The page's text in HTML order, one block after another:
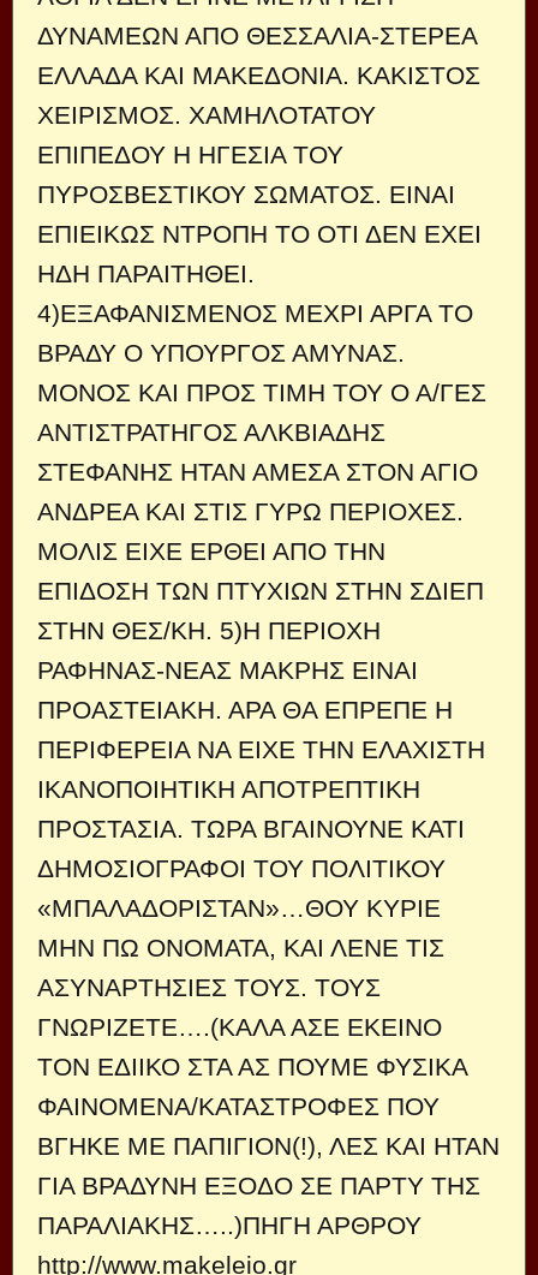
ΔΥΝΑΜΕΩΝ ΑΠΟ ΘΕΣΣΑΛΙΑ-ΣΤΕΡΕΑ
ΕΛΛΑΔΑ ΚΑΙ ΜΑΚΕΔΟΝΙΑ. ΚΑΚΙΣΤΟΣ
ΧΕΙΡΙΣΜΟΣ. ΧΑΜΗΛΟΤΑΤΟΥ
ΕΠΙΠΕΔΟΥ Η ΗΓΕΣΙΑ ΤΟΥ
ΠΥΡΟΣΒΕΣΤΙΚΟΥ ΣΩΜΑΤΟΣ. ΕΙΝΑΙ
ΕΠΙΕΙΚΩΣ ΝΤΡΟΠΗ ΤΟ ΟΤΙ ΔΕΝ ΕΧΕΙ
ΗΔΗ ΠΑΡΑΙΤΗΘΕΙ.
4)ΕΞΑΦΑΝΙΣΜΕΝΟΣ ΜΕΧΡΙ ΑΡΓΑ ΤΟ
ΒΡΑΔΥ Ο ΥΠΟΥΡΓΟΣ ΑΜΥΝΑΣ.
ΜΟΝΟΣ ΚΑΙ ΠΡΟΣ ΤΙΜΗ ΤΟΥ Ο Α/ΓΕΣ
ΑΝΤΙΣΤΡΑΤΗΓΟΣ ΑΛΚΒΙΑΔΗΣ
ΣΤΕΦΑΝΗΣ ΗΤΑΝ ΑΜΕΣΑ ΣΤΟΝ ΑΓΙΟ
ΑΝΔΡΕΑ ΚΑΙ ΣΤΙΣ ΓΥΡΩ ΠΕΡΙΟΧΕΣ.
ΜΟΛΙΣ ΕΙΧΕ ΕΡΘΕΙ ΑΠΟ ΤΗΝ
ΕΠΙΔΟΣΗ ΤΩΝ ΠΤΥΧΙΩΝ ΣΤΗΝ ΣΔΙΕΠ
ΣΤΗΝ ΘΕΣ/ΚΗ. 5)Η ΠΕΡΙΟΧΗ
ΡΑΦΗΝΑΣ-ΝΕΑΣ ΜΑΚΡΗΣ ΕΙΝΑΙ
ΠΡΟΑΣΤΕΙΑΚΗ. ΑΡΑ ΘΑ ΕΠΡΕΠΕ Η
ΠΕΡΙΦΕΡΕΙΑ ΝΑ ΕΙΧΕ ΤΗΝ ΕΛΑΧΙΣΤΗ
ΙΚΑΝΟΠΟΙΗΤΙΚΗ ΑΠΟΤΡΕΠΤΙΚΗ
ΠΡΟΣΤΑΣΙΑ. ΤΩΡΑ ΒΓΑΙΝΟΥΝΕ ΚΑΤΙ
ΔΗΜΟΣΙΟΓΡΑΦΟΙ ΤΟΥ ΠΟΛΙΤΙΚΟΥ
«ΜΠΑΛΑΔΟΡΙΣΤΑΝ»…ΘΟΥ ΚΥΡΙΕ
ΜΗΝ ΠΩ ΟΝΟΜΑΤΑ, ΚΑΙ ΛΕΝΕ ΤΙΣ
ΑΣΥΝΑΡΤΗΣΙΕΣ ΤΟΥΣ. ΤΟΥΣ
ΓΝΩΡΙΖΕΤΕ….(ΚΑΛΑ ΑΣΕ ΕΚΕΙΝΟ
ΤΟΝ ΕΔΙΙΚΟ ΣΤΑ ΑΣ ΠΟΥΜΕ ΦΥΣΙΚΑ
ΦΑΙΝΟΜΕΝΑ/ΚΑΤΑΣΤΡΟΦΕΣ ΠΟΥ
ΒΓΗΚΕ ΜΕ ΠΑΠΙΓΙΟΝ(!), ΛΕΣ ΚΑΙ ΗΤΑΝ
ΓΙΑ ΒΡΑΔΥΝΗ ΕΞΟΔΟ ΣΕ ΠΑΡΤΥ ΤΗΣ
ΠΑΡΑΛΙΑΚΗΣ…..)ΠΗΓΗ ΑΡΘΡΟΥ
http://www.makeleio.gr